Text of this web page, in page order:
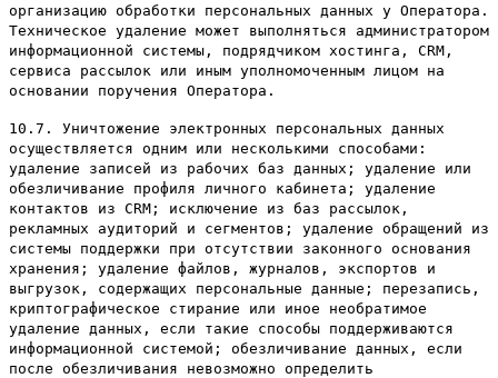
организацию обработки персональных данных у Оператора.
Техническое удаление может выполняться администратором
информационной системы, подрядчиком хостинга, CRM,
сервиса рассылок или иным уполномоченным лицом на
основании поручения Оператора.
10.7. Уничтожение электронных персональных данных
осуществляется одним или несколькими способами:
удаление записей из рабочих баз данных; удаление или
обезличивание профиля личного кабинета; удаление
контактов из CRM; исключение из баз рассылок,
рекламных аудиторий и сегментов; удаление обращений из
системы поддержки при отсутствии законного основания
хранения; удаление файлов, журналов, экспортов и
выгрузок, содержащих персональные данные; перезапись,
криптографическое стирание или иное необратимое
удаление данных, если такие способы поддерживаются
информационной системой; обезличивание данных, если
после обезличивания невозможно определить